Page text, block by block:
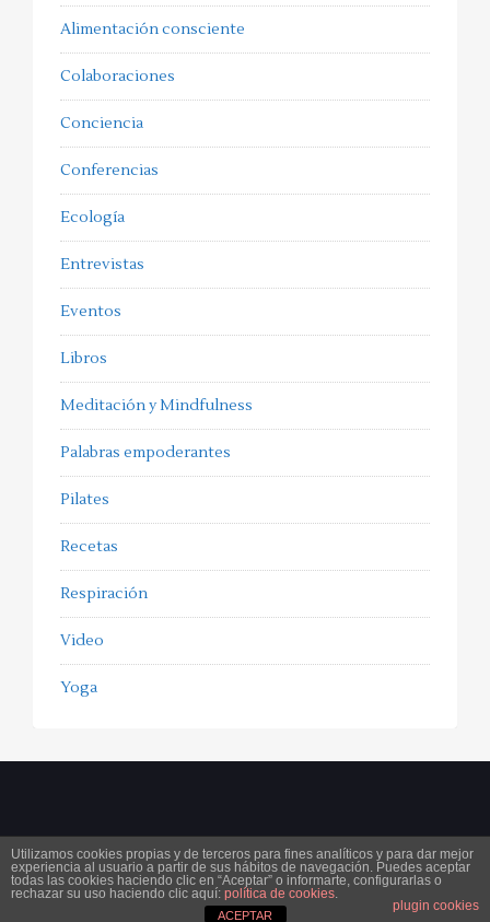
Alimentación consciente
Colaboraciones
Conciencia
Conferencias
Ecología
Entrevistas
Eventos
Libros
Meditación y Mindfulness
Palabras empoderantes
Pilates
Recetas
Respiración
Video
Yoga
Copyright 2025ferorpinell.com. All Rights Reserved. Aviso legalCondiciones generales de
contratación Política de cookiesProtección de datos
Utilizamos cookies propias y de terceros para fines analíticos y para dar mejor
experiencia al usuario a partir de sus hábitos de navegación. Puedes aceptar
todas las cookies haciendo clic en “Aceptar” o informarte, configurarlas o
rechazar su uso haciendo clic aquí: política de cookies.
plugin cookies
ACEPTAR